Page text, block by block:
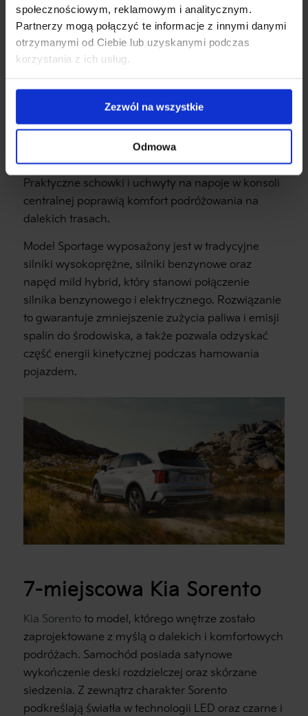
społecznościowym, reklamowym i analitycznym.
Partnerzy mogą połączyć te informacje z innymi danymi
otrzymanymi od Ciebie lub uzyskanymi podczas
korzystania z ich usług.
Zezwól na wszystkie
Odmowa
bezprzewodowe ustawienie temperatury w
samochodzie czy wcześniejsze zaplanowania trasy.
Wysokiej rozdzielczości 12,3-calowy ekran LCD
pozwala łatwo i wygodnie obsługiwać nawigację
Kia Sportage to niezwykle funkcjonalny samochód,
który wyróżnia nowoczesny wygląd. Poprzez
złożenie tylnej kanapy przestrzeń bagażową
można szybko i łatwo powiększyć do 1780 litrów.
Praktyczne schowki i uchwyty na napoje w konsoli
centralnej poprawią komfort podróżowania na
dalekich trasach.
Model Sportage wyposażony jest w tradycyjne
silniki wysokoprężne, silniki benzynowe oraz
napęd mild hybrid, który stanowi połączenie
silnika benzynowego i elektrycznego. Rozwiązanie
to gwarantuje zmniejszenie zużycia paliwa i emisji
spalin do środowiska, a także pozwala odzyskać
część energii kinetycznej podczas hamowania
pojazdem.
7-miejscowa Kia Sorento
Kia Sorentoto model, którego wnętrze zostało
zaprojektowane z myślą o dalekich i komfortowych
podróżach. Samochód posiada satynowe
wykończenie deski rozdzielczej oraz skórzane
siedzenia. Z zewnątrz charakter Sorento
podkreślają światła w technologii LED oraz czarne i